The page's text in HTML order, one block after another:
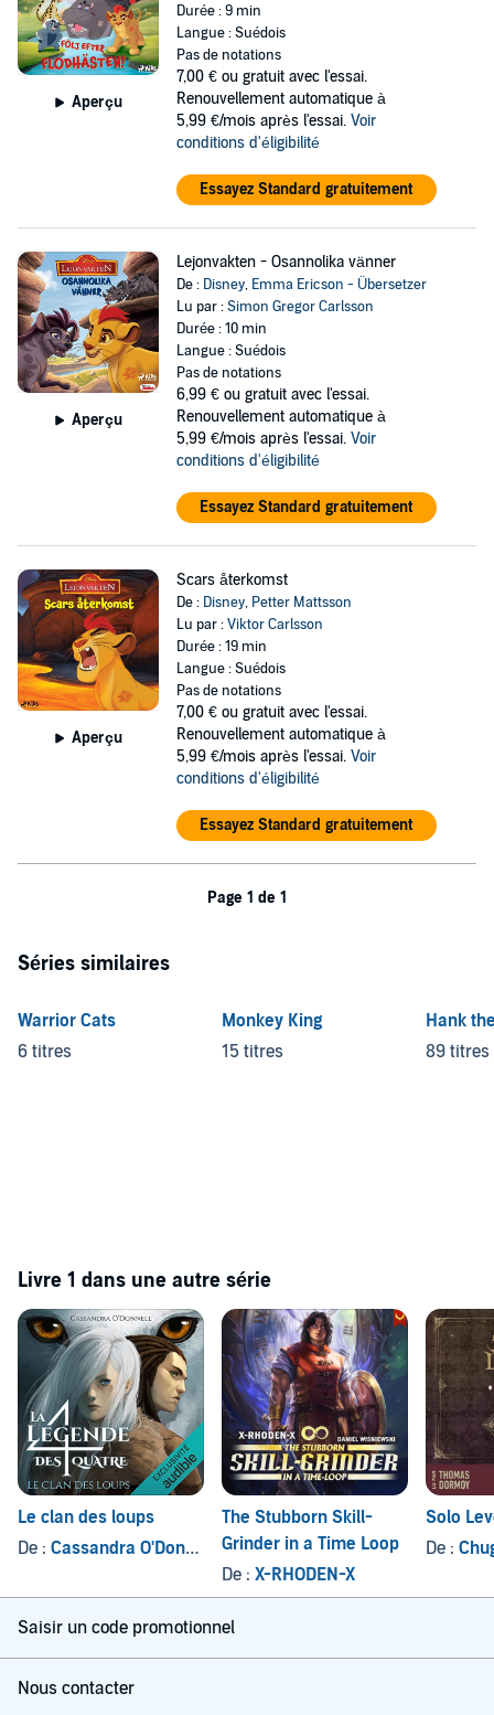
Aperçu
Durée : 9 min
Langue : Suédois
Pas de notations
7,00 € ou gratuit avec l'essai.
Renouvellement automatique à
5,99 €/mois après l'essai. Voir
conditions d'éligibilité
Essayez Standard gratuitement
Aperçu
Lejonvakten - Osannolika vänner
De : Disney, Emma Ericson - Übersetzer
Lu par :Simon Gregor Carlsson
Durée : 10 min
Langue : Suédois
Pas de notations
6,99 € ou gratuit avec l'essai.
Renouvellement automatique à
5,99 €/mois après l'essai. Voir
conditions d'éligibilité
Essayez Standard gratuitement
Aperçu
Scars återkomst
De : Disney, Petter Mattsson
Lu par :Viktor Carlsson
Durée : 19 min
Langue : Suédois
Pas de notations
7,00 € ou gratuit avec l'essai.
Renouvellement automatique à
5,99 €/mois après l'essai. Voir
conditions d'éligibilité
Essayez Standard gratuitement
Page 1 de 1
Séries similaires
Warrior Cats
6 titres
Monkey King
15 titres
Hank
89 titres
Livre 1 dans une autre série
Le clan des loups
De : Cassandra O'Donnell
The Stubborn Skill-
Grinder in a Time Loop
De : X-RHODEN-X
Solo
De :
Saisir un code promotionnel
Nous contacter